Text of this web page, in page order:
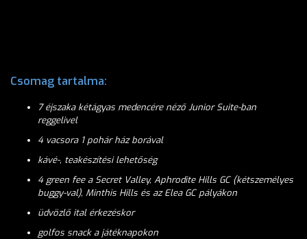
Csomag tartalma:
7 éjszaka kétágyas medencére néző Junior Suite-ban
reggelivel
4 vacsora 1 pohár ház borával
kávé-, teakészítési lehetőség
4 green fee a Secret Valley, Aphrodite Hills GC (kétszemélyes
buggy-val), Minthis Hills és az Elea GC pályákon
üdvözlő ital érkezéskor
golfos snack a játéknapokon